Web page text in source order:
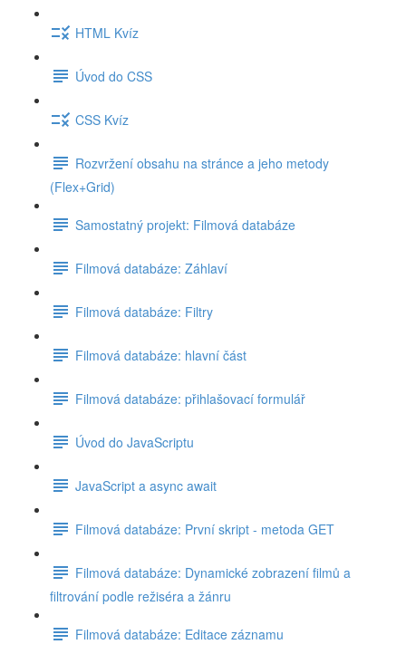
HTML Kvíz
Úvod do CSS
CSS Kvíz
Rozvržení obsahu na stránce a jeho metody
(Flex+Grid)
Samostatný projekt: Filmová databáze
Filmová databáze: Záhlaví
Filmová databáze: Filtry
Filmová databáze: hlavní část
Filmová databáze: přihlašovací formulář
Úvod do JavaScriptu
JavaScript a async await
Filmová databáze: První skript - metoda GET
Filmová databáze: Dynamické zobrazení filmů a
filtrování podle režiséra a žánru
Filmová databáze: Editace záznamu